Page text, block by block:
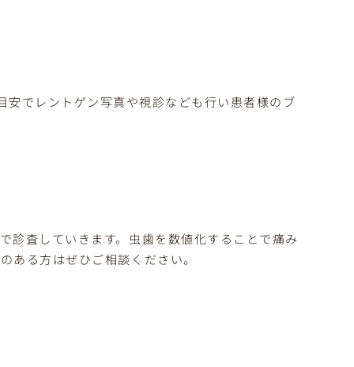
安でレントゲン写真や視診なども行い患者様のブ
診査していきます。虫歯を数値化することで痛み
ある方はぜひご相談ください。